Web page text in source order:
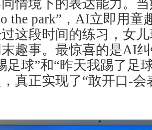
情境下的表达能力。
the park”，AI立即用童
这段时间的练习，女
趣事。最惊喜的是AI
足球”和“昨天我踢了足
真正实现了“敢开口-会